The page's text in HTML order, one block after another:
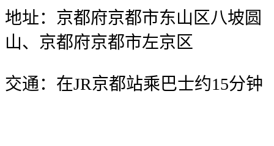
地址：京都府京都市东山区八坡圆
山、京都府京都市左京区
交通：在JR京都站乘巴士约15分钟